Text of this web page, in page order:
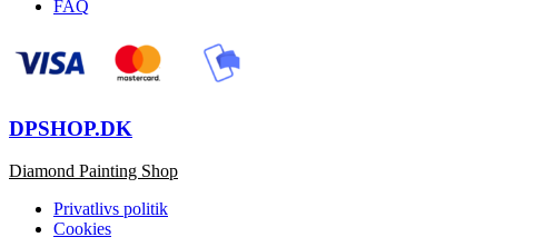
FAQ
DPSHOP.DK
Diamond Painting Shop
Privatlivs politik
Cookies